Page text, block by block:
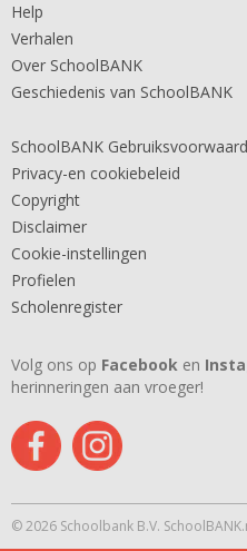
Help
Verhalen
Over SchoolBANK
Geschiedenis van SchoolBANK
SchoolBANK
Privacy-en cookiebeleid
Copyright
Disclaimer
Cookie-instellingen
Profielen
Scholenregister
Volg ons op Facebook en
herinneringen aan vroeger!
© 2026 Schoolbank B.V.